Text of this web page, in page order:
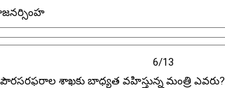
6/13
శాఖకు బాధ్యత వహిస్తున్న మంత్రి ఎవరు?